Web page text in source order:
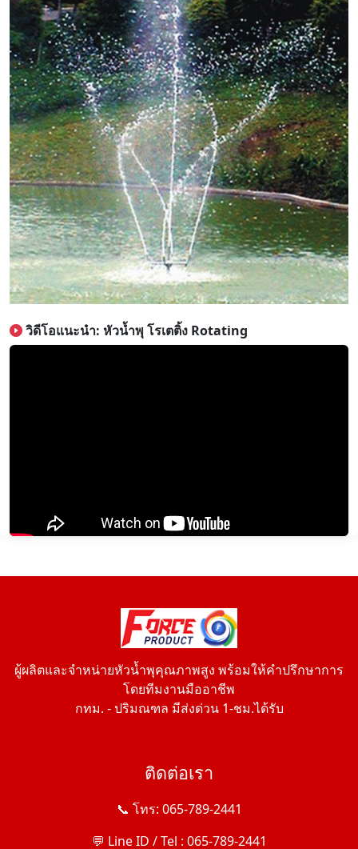
วิดีโอแนะนำ: หัวน้ำพุ โรเตติ้ง Rotating
ผู้ผลิตและจำหน่ายหัวน้ำพุคุณภาพสูง พร้อมให้คำปรึกษาการ
โดยทีมงานมืออาชีพ
กทม. - ปริมณฑล มีส่งด่วน 1-ชม.ได้รับ
ติดต่อเรา
📞 โทร: 065-789-2441
💬 Line ID / Tel : 065-789-2441